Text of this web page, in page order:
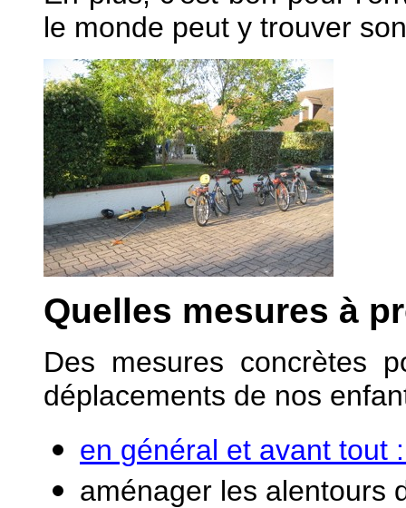
le monde peut y trouver
Quelles mesures à
Des mesures concrètes
déplacements de nos
en général et avant tout
aménager les alentours